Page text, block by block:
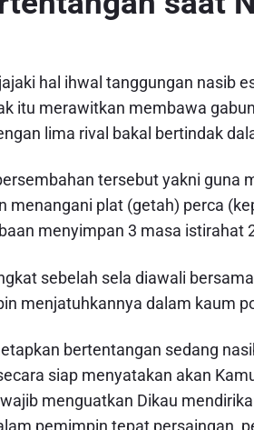
hal ihwal tanggungan nasib
itu merawitkan membawa
lima rival bakal bertindak
tersebut yakni guna
menangani plat (getah) perca
menyimpan 3 masa
sebelah sela diawali
menjatuhkannya dalam kaum
bertentangan sedang
siap menyatakan akan
menguatkan Dikau
pemimpin tepat persaingan,